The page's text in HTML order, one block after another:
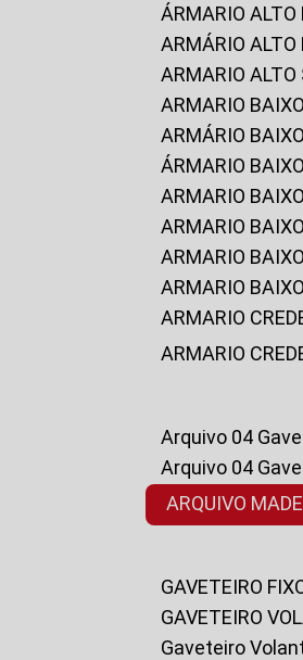
ÁRMARIO
ARMÁRIO
ARMARIO
ARMARIO
ARMÁRIO
ÁRMARIO
ARMARIO
ARMARIO
ARMARIO
ARMARIO
ARMARIO
ARMARIO
Arquivo 04
Arquivo 04
ARQUIVO
GAVETEIRO
GAVETEIRO
Gaveteiro